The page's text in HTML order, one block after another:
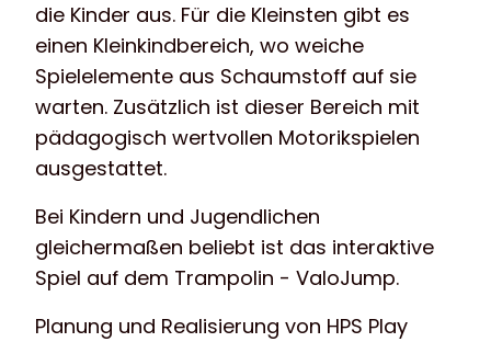
die Kinder aus. Für die Kleinsten gibt es
einen Kleinkindbereich, wo weiche
Spielelemente aus Schaumstoff auf sie
warten. Zusätzlich ist dieser Bereich mit
pädagogisch wertvollen Motorikspielen
ausgestattet.
Bei Kindern und Jugendlichen
gleichermaßen beliebt ist das interaktive
Spiel auf dem Trampolin - ValoJump.
Planung und Realisierung von HPS Play